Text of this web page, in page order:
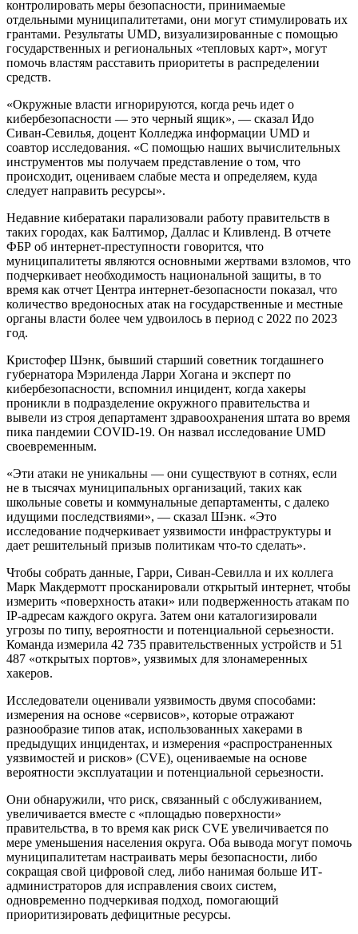
контролировать меры безопасности, принимаемые
отдельными муниципалитетами, они могут стимулировать их
грантами. Результаты UMD, визуализированные с помощью
государственных и региональных «тепловых карт», могут
помочь властям расставить приоритеты в распределении
средств.
«Окружные власти игнорируются, когда речь идет о
кибербезопасности — это черный ящик», — сказал Идо
Сиван-Севилья, доцент Колледжа информации UMD и
соавтор исследования. «С помощью наших вычислительных
инструментов мы получаем представление о том, что
происходит, оцениваем слабые места и определяем, куда
следует направить ресурсы».
Недавние кибератаки парализовали работу правительств в
таких городах, как Балтимор, Даллас и Кливленд. В отчете
ФБР об интернет-преступности говорится, что
муниципалитеты являются основными жертвами взломов, что
подчеркивает необходимость национальной защиты, в то
время как отчет Центра интернет-безопасности показал, что
количество вредоносных атак на государственные и местные
органы власти более чем удвоилось в период с 2022 по 2023
год.
Кристофер Шэнк, бывший старший советник тогдашнего
губернатора Мэриленда Ларри Хогана и эксперт по
кибербезопасности, вспомнил инцидент, когда хакеры
проникли в подразделение окружного правительства и
вывели из строя департамент здравоохранения штата во время
пика пандемии COVID-19. Он назвал исследование UMD
своевременным.
«Эти атаки не уникальны — они существуют в сотнях, если
не в тысячах муниципальных организаций, таких как
школьные советы и коммунальные департаменты, с далеко
идущими последствиями», — сказал Шэнк. «Это
исследование подчеркивает уязвимости инфраструктуры и
дает решительный призыв политикам что-то сделать».
Чтобы собрать данные, Гарри, Сиван-Севилла и их коллега
Марк Макдермотт просканировали открытый интернет, чтобы
измерить «поверхность атаки» или подверженность атакам по
IP-адресам каждого округа. Затем они каталогизировали
угрозы по типу, вероятности и потенциальной серьезности.
Команда измерила 42 735 правительственных устройств и 51
487 «открытых портов», уязвимых для злонамеренных
хакеров.
Исследователи оценивали уязвимость двумя способами:
измерения на основе «сервисов», которые отражают
разнообразие типов атак, использованных хакерами в
предыдущих инцидентах, и измерения «распространенных
уязвимостей и рисков» (CVE), оцениваемые на основе
вероятности эксплуатации и потенциальной серьезности.
Они обнаружили, что риск, связанный с обслуживанием,
увеличивается вместе с «площадью поверхности»
правительства, в то время как риск CVE увеличивается по
мере уменьшения населения округа. Оба вывода могут помочь
муниципалитетам настраивать меры безопасности, либо
сокращая свой цифровой след, либо нанимая больше ИТ-
администраторов для исправления своих систем,
одновременно подчеркивая подход, помогающий
приоритизировать дефицитные ресурсы.